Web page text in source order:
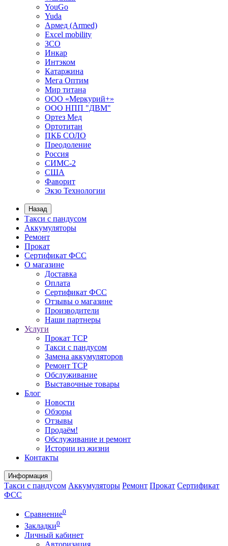
YouGo
Yuda
Армед (Armed)
Еxcel mobility
ЗСО
Инкар
Интэком
Катаржина
Мега Оптим
Мир титана
ООО «Меркурий+»
ООО НПП "ДВМ"
Ортез Мед
Ортотитан
ПКБ СОЛО
Преодоление
Россия
СИМС-2
США
Фаворит
Экзо Технологии
Назад
Такси с пандусом
Аккумуляторы
Ремонт
Прокат
Сертификат ФСС
О магазине
Доставка
Оплата
Сертификат ФСС
Отзывы о магазине
Производители
Наши партнеры
Услуги
Прокат ТСР
Такси с пандусом
Замена аккумуляторов
Ремонт ТСР
Обслуживание
Выставочные товары
Блог
Новости
Обзоры
Отзывы
Продаём!
Обслуживание и ремонт
Истории из жизни
Контакты
Информация
Такси с пандусом Аккумуляторы Ремонт Прокат Сертификат
ФСС
Сравнение0
Закладки0
Личный кабинет
Авторизация